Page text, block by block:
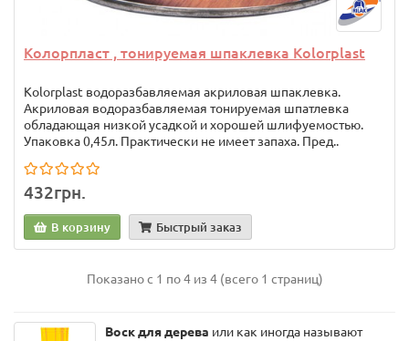
Колорпласт , тонируемая шпаклевка Kolorplast
Kolorplast водоразбавляемая акриловая шпаклевка.
Акриловая водоразбавляемая тонируемая шпатлевка
обладающая низкой усадкой и хорошей шлифуемостью.
Упаковка 0,45л. Практически не имеет запаха. Пред..
432грн.
В корзину Быстрый заказ
Показано с 1 по 4 из 4 (всего 1 страниц)
Воск для дерева или как иногда называют